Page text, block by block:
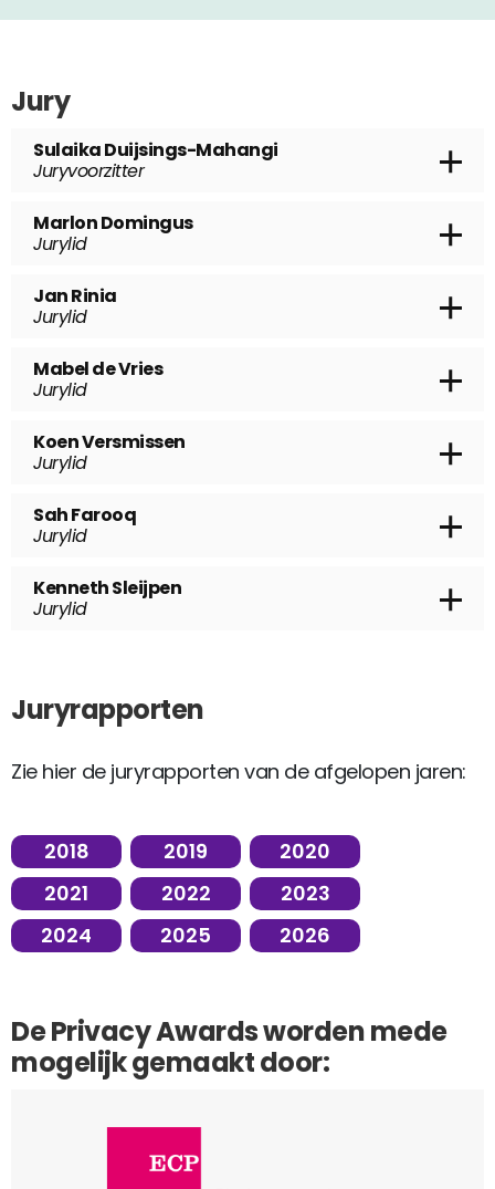
Jury
Sulaika Duijsings-Mahangi
Juryvoorzitter
Infrastructuur en Waterstaat
Marlon Domingus
Jurylid
Jan Rinia
Jurylid
Privacy, Ministerie van Justitie en Veiligheid
Mabel de Vries
Jurylid
senior adviseur informatiebeveiliging, risk
Koen Versmissen
Jurylid
Sah Farooq
Jurylid
Expertisecentrum Privacy, Gemeente Den
Kenneth Sleijpen
Jurylid
Juryrapporten
Zie hier de juryrapporten van de afgelopen jaren:
2018 2019
2020
2021
2022
2023
2024
2025 2026
De Privacy Awards worden mede
mogelijk gemaakt door: